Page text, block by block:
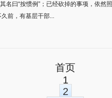
名曰“按惯例”；已经砍掉的事项，依然
前，有基层干部...
首页
1
2